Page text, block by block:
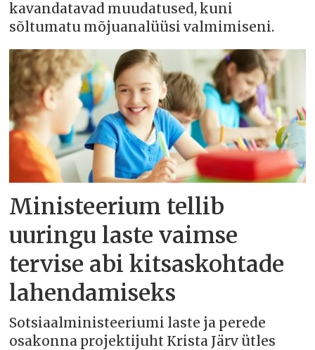
kavandatavad muudatused, kuni
sõltumatu mõjuanalüüsi valmimiseni.
Ministeerium tellib
uuringu laste vaimse
tervise abi kitsaskohtade
lahendamiseks
Sotsiaalministeeriumi laste ja perede
osakonna projektijuht Krista Järv ütles